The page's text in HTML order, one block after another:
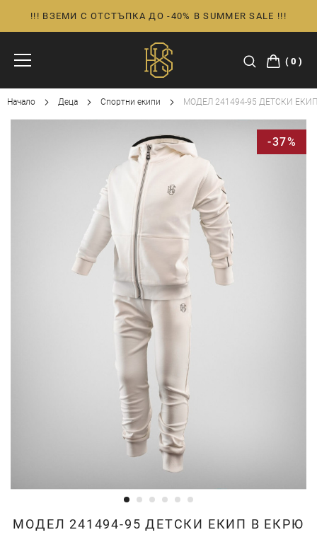
Прескачане
към
съдържанието
!!! ВЗЕМИ С ОТСТЪПКА ДО -40% В SUMMER SALE !!!
0
Начало Деца Спортни екипи МОДЕЛ 241494-95 ДЕТСКИ
МОДЕЛ 241494-95 ДЕТСКИ ЕКИП В ЕКРЮ
-37%
Преминете